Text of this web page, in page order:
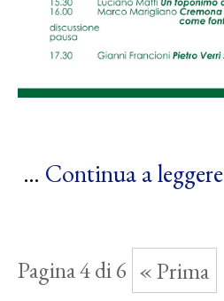
… Continua a leggere
Pagina 4 di 6 « Prima